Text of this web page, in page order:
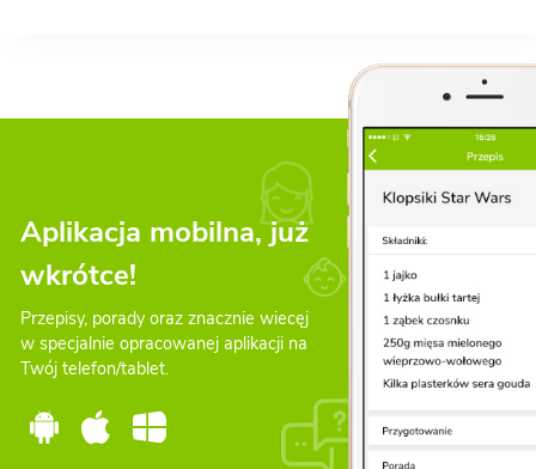
Aplikacja mobilna, już
wkrótce!
Przepisy, porady oraz znacznie wiecęj
w specjalnie opracowanej aplikacji na
Twój telefon/tablet.